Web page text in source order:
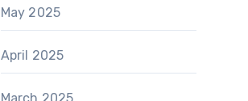
May 2025
April 2025